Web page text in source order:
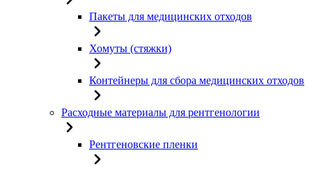
Пакеты для медицинских отходов
Хомуты (стяжки)
Контейнеры для сбора медицинских отходов
Расходные материалы для рентгенологии
Рентгеновские пленки